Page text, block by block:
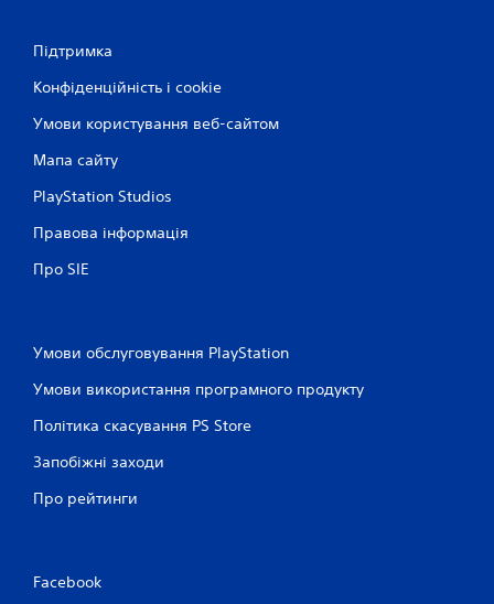
Підтримка
Конфіденційність і cookie
Умови користування веб-сайтом
Мапа сайту
PlayStation Studios
Правова інформація
Про SIE
Умови обслуговування PlayStation
Умови використання програмного продукту
Політика скасування PS Store
Запобіжні заходи
Про рейтинги
Facebook